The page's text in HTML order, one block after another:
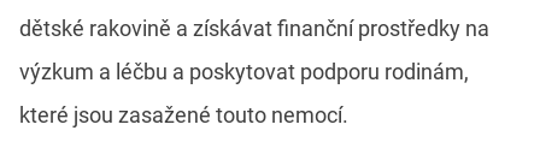
dětské rakovině a získávat finanční prostředky na
výzkum a léčbu a poskytovat podporu rodinám,
které jsou zasažené touto nemocí.